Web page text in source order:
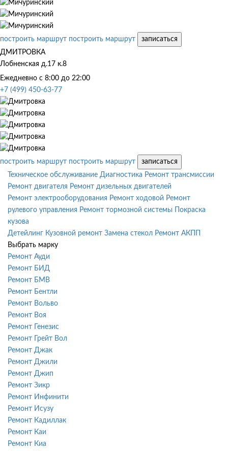
построить маршрут построить маршрут
записаться
ДМИТРОВКА
Лобненская д.17 к.8
Ежедневно с 8:00 до 22:00
+7 (499) 450-63-77
построить маршрут построить маршрут
записаться
Техническое обслуживание Диагностика Ремонт трансмиссии
Ремонт двигателя Ремонт дизельных двигателей
Ремонт электрооборудования Ремонт ходовой Ремонт
рулевого управления Ремонт тормозной системы
Покраска
кузова
Детейлинг Кузовной ремонт Замена стекол Ремонт АКПП
Выбрать марку
Ремонт Ауди
Ремонт БИД
Ремонт БМВ
Ремонт Бентли
Ремонт Вольво
Ремонт Воя
Ремонт Генезис
Ремонт Грейт Вол
Ремонт Джак
Ремонт Джили
Ремонт Джип
Ремонт Зикр
Ремонт Инфинити
Ремонт Исузу
Ремонт Кадиллак
Ремонт Каи
Ремонт Киа